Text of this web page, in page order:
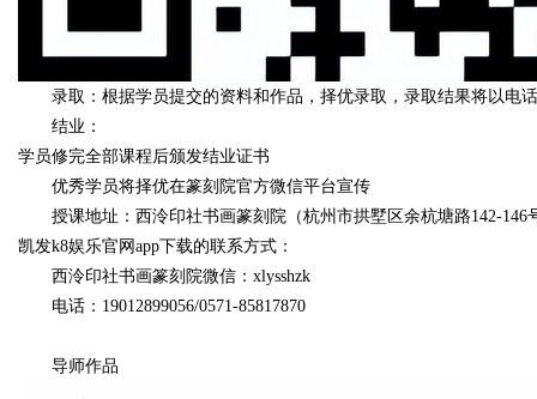
录取：根据学员提交的资料和作品，择优录取，录取结果将以电
结业：
学员修完全部课程后颁发结业证书
优秀学员将择优在篆刻院官方微信平台宣传
授课地址：西泠印社书画篆刻院（杭州市拱墅区余杭塘路142-146
凯发k8娱乐官网app下载的联系方式：
西泠印社书画篆刻院微信：xlysshzk
电话：19012899056/0571-85817870
导师作品